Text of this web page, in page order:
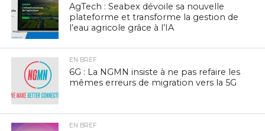
AgTech : Seabex dévoile sa nouvelle
plateforme et transforme la gestion de
l’eau agricole grâce à l’IA
EN BREF
6G : La NGMN insiste à ne pas refaire les
mêmes erreurs de migration vers la 5G
EN BREF